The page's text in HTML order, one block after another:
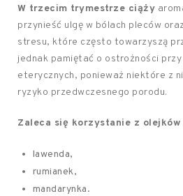
W trzecim trymestrze ciąży
przynieść ulgę w bólach pleców
stresu, które często towarzyszą
jednak pamiętać o ostrożności
eterycznych, ponieważ niektóre z
ryzyko przedwczesnego porodu.
Zaleca się korzystanie z
lawenda,
rumianek,
mandarynka.